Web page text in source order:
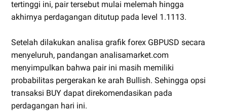
tertinggi ini, pair tersebut mulai melemah hingga
akhirnya perdagangan ditutup pada level 1.1113.
Setelah dilakukan analisa grafik forex GBPUSD secara
menyeluruh, pandangan analisamarket.com
menyimpulkan bahwa pair ini masih memiliki
probabilitas pergerakan ke arah Bullish. Sehingga opsi
transaksi BUY dapat direkomendasikan pada
perdagangan hari ini.